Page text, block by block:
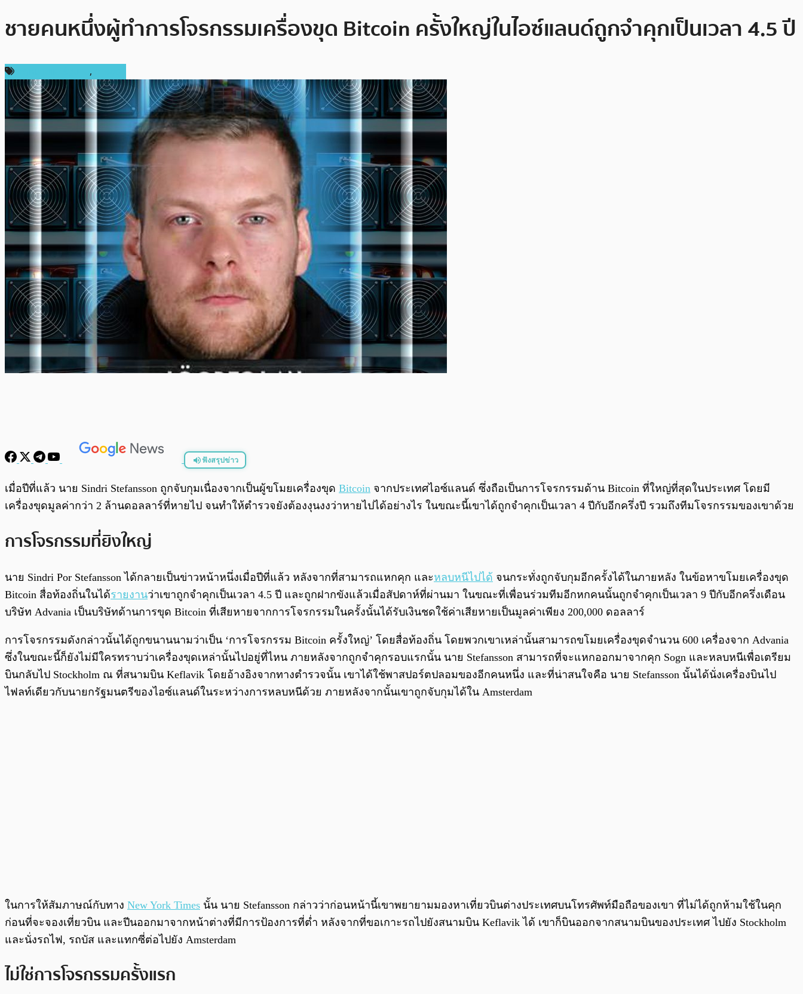
ชายคนหนึ่งผู้ทำการโจรกรรมเครื่องขุด Bitcoin ครั้งใหญ่ในไอซ์แลนด์ถูกจำคุกเป็นเวลา 4.5 ปี
,
ฟังสรุปข่าว
พร้อมเล่น 0:00
เมื่อปีที่แล้ว นาย Sindri Stefansson ถูกจับกุมเนื่องจากเป็นผู้ขโมยเครื่องขุด Bitcoin จากประเทศไอซ์แลนด์ ซึ่งถือเป็นการโจรกรรมด้าน Bitcoin ที่ใหญ่ที่สุดในประเทศ โดยมี
เครื่องขุดมูลค่ากว่า 2 ล้านดอลลาร์ที่หายไป จนทำให้ตำรวจยังต้องงุนงงว่าหายไปได้อย่างไร ในขณะนี้เขาได้ถูกจำคุกเป็นเวลา 4 ปีกับอีกครึ่งปี รวมถึงทีมโจรกรรมของเขาด้วย
การโจรกรรมที่ยิงใหญ่
นาย Sindri Por Stefansson ได้กลายเป็นข่าวหน้าหนึ่งเมื่อปีที่แล้ว หลังจากที่สามารถแหกคุก และหลบหนีไปได้ จนกระทั่งถูกจับกุมอีกครั้งได้ในภายหลัง ในข้อหาขโมยเครื่องขุด
Bitcoin สื่อท้องถิ่นในได้รายงานว่าเขาถูกจำคุกเป็นเวลา 4.5 ปี และถูกฝากขังแล้วเมื่อสัปดาห์ที่ผ่านมา ในขณะที่เพื่อนร่วมทีมอีกหกคนนั้นถูกจำคุกเป็นเวลา 9 ปีกับอีกครึ่งเดือน
บริษัท Advania เป็นบริษัทด้านการขุด Bitcoin ที่เสียหายจากการโจรกรรมในครั้งนั้นได้รับเงินชดใช้ค่าเสียหายเป็นมูลค่าเพียง 200,000 ดอลลาร์
การโจรกรรมดังกล่าวนั้นได้ถูกขนานนามว่าเป็น ‘การโจรกรรม Bitcoin ครั้งใหญ่’ โดยสื่อท้องถิ่น โดยพวกเขาเหล่านั้นสามารถขโมยเครื่องขุดจำนวน 600 เครื่องจาก Advania
ซึ่งในขณะนี้ก็ยังไม่มีใครทราบว่าเครื่องขุดเหล่านั้นไปอยู่ที่ไหน ภายหลังจากถูกจำคุกรอบแรกนั้น นาย Stefansson สามารถที่จะแหกออกมาจากคุก Sogn และหลบหนีเพื่อเตรียม
บินกลับไป Stockholm ณ ที่สนามบิน Keflavik โดยอ้างอิงจากทางตำรวจนั้น เขาได้ใช้พาสปอร์ตปลอมของอีกคนหนึ่ง และที่น่าสนใจคือ นาย Stefansson นั้นได้นั่งเครื่องบินไป
ไฟลท์เดียวกับนายกรัฐมนตรีของไอซ์แลนด์ในระหว่างการหลบหนีด้วย ภายหลังจากนั้นเขาถูกจับกุมได้ใน Amsterdam
ในการให้สัมภาษณ์กับทาง New York Times นั้น นาย Stefansson กล่าวว่าก่อนหน้านี้เขาพยายามมองหาเที่ยวบินต่างประเทศบนโทรศัพท์มือถือของเขา ที่ไม่ได้ถูกห้ามใช้ในคุก
ก่อนที่จะจองเที่ยวบิน และปีนออกมาจากหน้าต่างที่มีการป้องการที่ต่ำ หลังจากที่ขอเกาะรถไปยังสนามบิน Keflavik ได้ เขาก็บินออกจากสนามบินของประเทศ ไปยัง Stockholm
และนั่งรถไฟ, รถบัส และแทกซี่ต่อไปยัง Amsterdam
ไม่ใช่การโจรกรรมครั้งแรก